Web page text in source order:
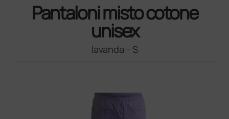
Pantaloni misto cotone
unisex
lavanda - S